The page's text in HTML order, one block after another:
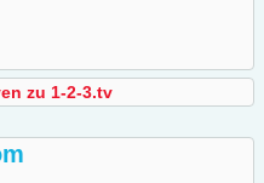
zu 1-2-3.tv